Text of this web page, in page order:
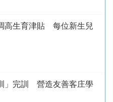
高生育津貼 每位新生兒
」完訓 營造友善客庄學